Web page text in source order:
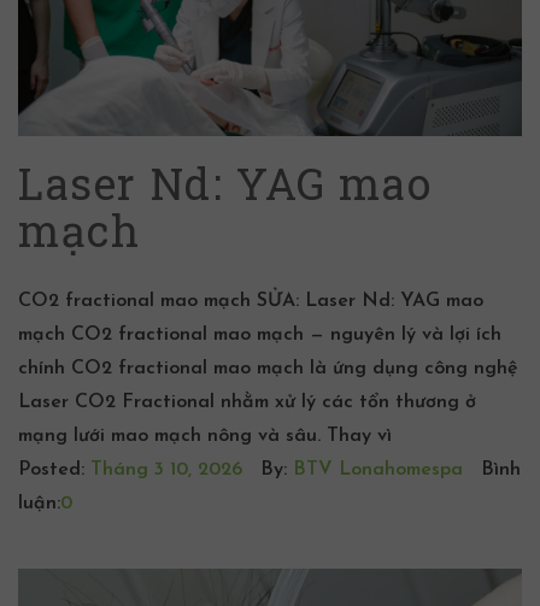
Laser Nd: YAG mao
mạch
CO2 fractional mao mạch SỬA: Laser Nd: YAG mao
mạch CO2 fractional mao mạch — nguyên lý và lợi ích
chính CO2 fractional mao mạch là ứng dụng công nghệ
Laser CO2 Fractional nhằm xử lý các tổn thương ở
mạng lưới mao mạch nông và sâu. Thay vì
Posted: Tháng 3 10, 2026 By: BTV Lonahomespa
Bình
luận:0